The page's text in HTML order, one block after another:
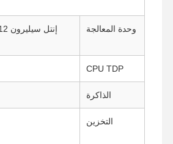
وحدة المعالجة
CPU TDP
الذاكرة
التخزين